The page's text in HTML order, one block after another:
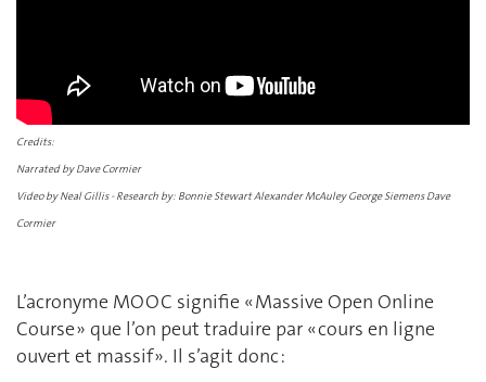
Credits:
Narrated by Dave Cormier
Video by Neal Gillis - Research by: Bonnie Stewart Alexander McAuley George Siemens Dave
Cormier
L’acronyme MOOC signifie « Massive Open Online
Course » que l’on peut traduire par « cours en ligne
ouvert et massif ». Il s’agit donc :